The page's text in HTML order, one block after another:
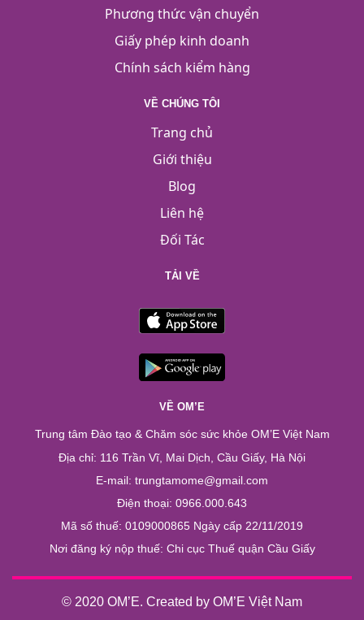
Phương thức vận chuyển
Giấy phép kinh doanh
Chính sách kiểm hàng
VỀ CHÚNG TÔI
Trang chủ
Giới thiệu
Blog
Liên hệ
Đối Tác
TẢI VỀ
VỀ OM’E
Trung tâm Đào tạo & Chăm sóc sức khỏe OM’E Việt Nam
Địa chỉ: 116 Trần Vĩ, Mai Dịch, Cầu Giấy, Hà Nội
E-mail: trungtamome@gmail.com
Điện thoại: 0966.000.643
Mã số thuế: 0109000865 Ngày cấp 22/11/2019
Nơi đăng ký nộp thuế: Chi cục Thuế quận Cầu Giấy
© 2020 OM’E. Created by OM’E Việt Nam
Chào bạn. Chúng tôi có thể giúp gì ...